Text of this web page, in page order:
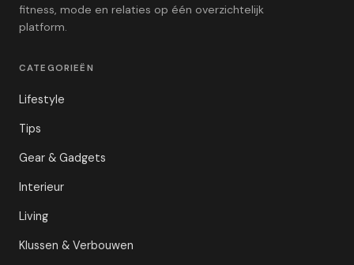
fitness, mode en relaties op één overzichtelijk
platform.
CATEGORIEËN
Lifestyle
Tips
Gear & Gadgets
Interieur
Living
Klussen & Verbouwen